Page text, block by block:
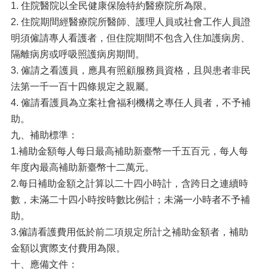
1. 住院醫院以全民健康保險特約醫療院所為限。
2. 住院期間經醫療院所醫師、護理人員或社會工作人員證
明須僱請專人看護者，但住院期間不包含入住加護病房、
隔離病房或呼吸照護病房期間。
3. 僱請之看護員，應具有照顧服務員資格，且與患者非民
法第一千一百十四條規定之親屬。
4. 僱請看護員為立案社會福利機構之專任人員者，不予補
助。
九、補助標準：
1.補助金額每人每日最高補助新臺幣一千五百元，每人每
年度內最高補助新臺幣十二萬元。
2.每日補助金額之計算以二十四小時計，含跨日之連續時
數，未滿二十四小時按時數比例計；未滿一小時者不予補
助。
3.僱請看護費用低於前二項規定所計之補助金額者，補助
金額以實際支付費用為限。
十、應備文件：